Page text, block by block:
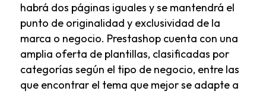
habrá dos páginas iguales y se mantendrá el
punto de originalidad y exclusividad de la
marca o negocio. Prestashop cuenta con una
amplia oferta de plantillas, clasificadas por
categorías según el tipo de negocio, entre las
que encontrar el tema que mejor se adapte a